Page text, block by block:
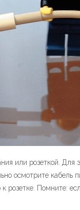
или розеткой. Для
осмотрите кабель
розетке. Помните: